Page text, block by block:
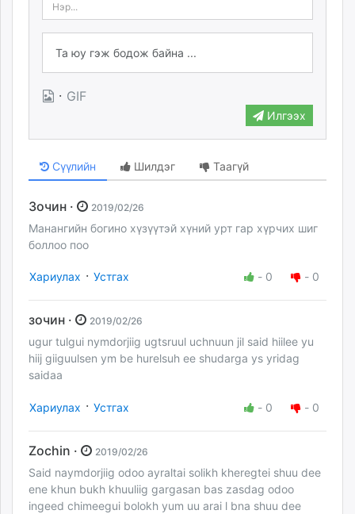
· GIF
Илгээх
Сүүлийн Шилдэг Таагүй
Зочин · 2019/02/26
Манангийн богино хүзүүтэй хүний урт гар хүрчих шиг
боллоо поо
Хариулах · Устгах - 0 - 0
зочин · 2019/02/26
ugur tulgui nymdorjiig ugtsruul uchnuun jil said hiilee yu
hiij giiguulsen ym be hurelsuh ee shudarga ys yridag
saidaa
Хариулах · Устгах - 0 - 0
Zochin · 2019/02/26
Said naymdorjiig odoo ayraltai solikh kheregtei shuu dee
ene khun bukh khuuliig gargasan bas zasdag odoo
ingeed chimeegui bolokh yum uu arai l bna shuu dee